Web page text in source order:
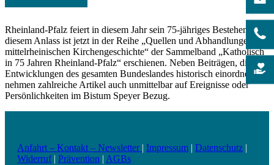
Rheinland-Pfalz feiert in diesem Jahr sein 75-jähriges Bestehen. Aus
diesem Anlass ist jetzt in der Reihe „Quellen und Abhandlungen zur
mittelrheinischen Kirchengeschichte“ der Sammelband „Katholisch
in 75 Jahren Rheinland-Pfalz“ erschienen. Neben Beiträgen, die
Entwicklungen des gesamten Bundeslandes historisch einordnen,
nehmen zahlreiche Artikel auch unmittelbar auf Ereignisse oder
Persönlichkeiten im Bistum Speyer Bezug.
Anfahrt – Kontakt – Newsletter | Impressum | Datenschutz |
Widerruf| Prävention | AGBs